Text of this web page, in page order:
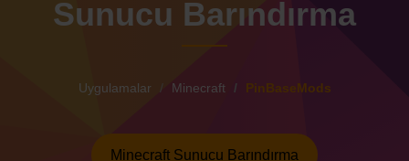
Sunucu Barındırma
Uygulamalar Minecraft PinBaseMods
Minecraft Sunucu Barındırma